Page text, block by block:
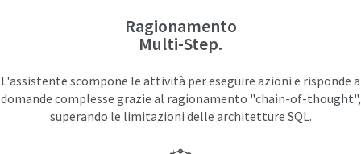
Ragionamento
Multi-Step.
L'assistente scompone le attività per eseguire azioni e risponde a
domande complesse grazie al ragionamento "chain-of-thought",
superando le limitazioni delle architetture SQL.